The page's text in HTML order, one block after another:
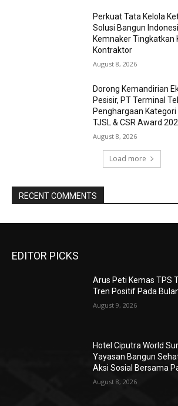
Perkuat Tata Kelola
Solusi Bangun
Kemnaker Tingkatkan
Kontraktor
August 8, 2026
Dorong Kemandirian
Pesisir, PT Terminal
Penghargaan
TJSL & CSR Award
August 8, 2026
Load more
RECENT COMMENTS
EDITOR PICKS
Arus Peti Kemas TPS
Tren Positif Pada
August 9, 2026
Hotel Ciputra World
Yayasan Bangun
Aksi Sosial Bersama
August 8, 2026